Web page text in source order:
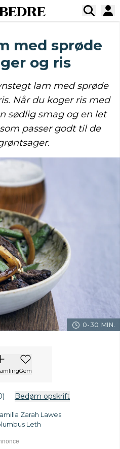
med sprøde
og ris
lam med sprøde
Når du koger ris med
sødlig smag og en let
passer godt til de
0-30 MIN.
Gem
Bedøm opskrift
Zarah Lawes
Leth